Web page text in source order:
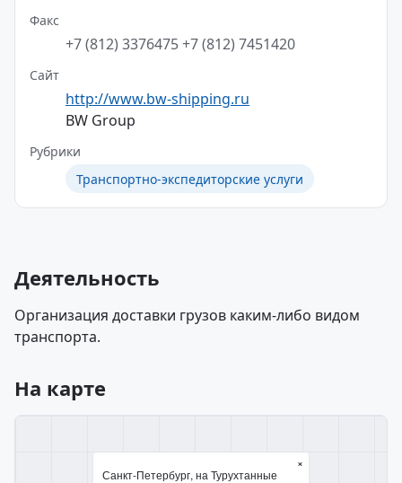
Факс
+7 (812) 3376475+7 (812) 7451420
Сайт
http://www.bw-shipping.ru
BW Group
Рубрики
Транспортно-экспедиторские услуги
Деятельность
Организация доставки грузов каким-либо видом
транспорта.
На карте
Санкт-Петербург, на Турухтанные
×